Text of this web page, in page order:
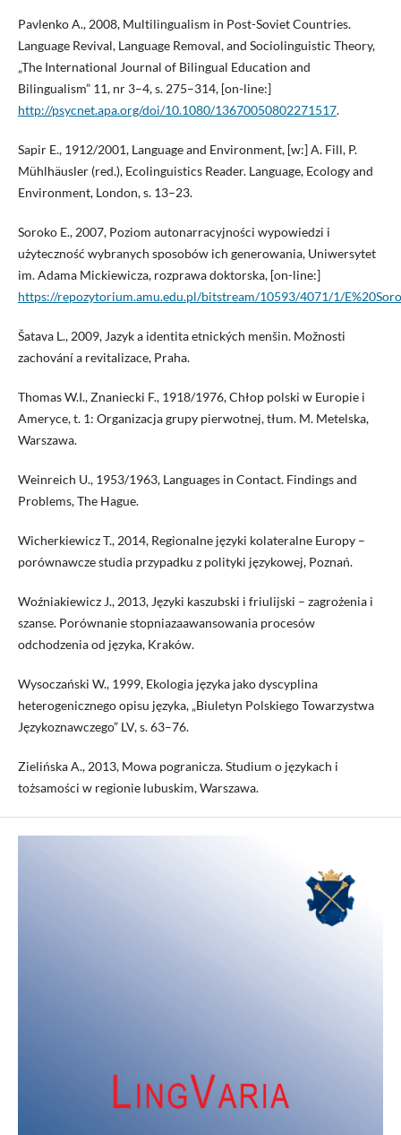
Pavlenko A., 2008, Multilingualism in Post-Soviet Countries.
Language Revival, Language Removal, and Sociolinguistic Theory,
„The International Journal of Bilingual Education and
Bilingualism” 11, nr 3–4, s. 275–314, [on-line:]
http://psycnet.apa.org/doi/10.1080/13670050802271517.
Sapir E., 1912/2001, Language and Environment, [w:] A. Fill, P.
Mühlhäusler (red.), Ecolinguistics Reader. Language, Ecology and
Environment, London, s. 13–23.
Soroko E., 2007, Poziom autonarracyjności wypowiedzi i
użyteczność wybranych sposobów ich generowania, Uniwersytet
im. Adama Mickiewicza, rozprawa doktorska, [on-line:]
https://repozytorium.amu.edu.pl/bitstream/10593/4071/1/
Šatava L., 2009, Jazyk a identita etnických menšin. Možnosti
zachování a revitalizace, Praha.
Thomas W.I., Znaniecki F., 1918/1976, Chłop polski w Europie i
Ameryce, t. 1: Organizacja grupy pierwotnej, tłum. M. Metelska,
Warszawa.
Weinreich U., 1953/1963, Languages in Contact. Findings and
Problems, The Hague.
Wicherkiewicz T., 2014, Regionalne języki kolateralne Europy –
porównawcze studia przypadku z polityki językowej, Poznań.
Woźniakiewicz J., 2013, Języki kaszubski i friulijski – zagrożenia i
szanse. Porównanie stopniazaawansowania procesów
odchodzenia od języka, Kraków.
Wysoczański W., 1999, Ekologia języka jako dyscyplina
heterogenicznego opisu języka, „Biuletyn Polskiego Towarzystwa
Językoznawczego” LV, s. 63–76.
Zielińska A., 2013, Mowa pogranicza. Studium o językach i
tożsamości w regionie lubuskim, Warszawa.